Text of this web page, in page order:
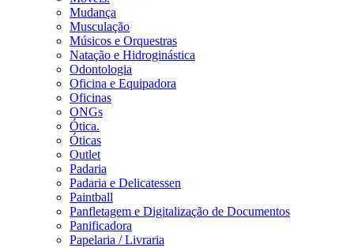
Mudança
Musculação
Músicos e Orquestras
Natação e Hidroginástica
Odontologia
Oficina e Equipadora
Oficinas
ONGs
Ótica.
Óticas
Outlet
Padaria
Padaria e Delicatessen
Paintball
Panfletagem e Digitalização de Documentos
Panificadora
Papelaria / Livraria